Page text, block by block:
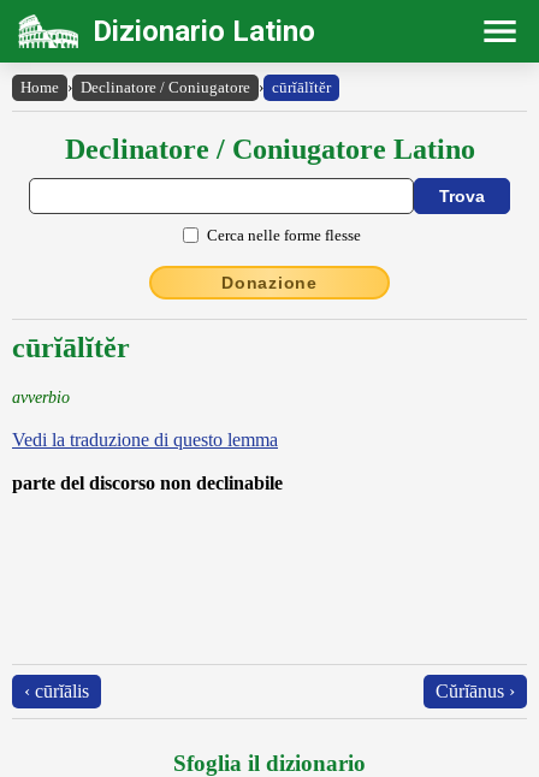
Dizionario Latino
Home › Declinatore / Coniugatore › cūrĭālĭtĕr
Declinatore / Coniugatore Latino
Cerca nelle forme flesse
Donazione
cūrĭālĭtĕr
avverbio
Vedi la traduzione di questo lemma
parte del discorso non declinabile
‹ cūrĭālis Cŭrĭānus ›
Sfoglia il dizionario